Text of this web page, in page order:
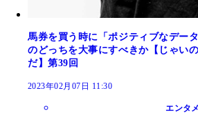
馬券を買う時に「ポジティブなデー
のどっちを大事にすべきか【じゃい
だ】第39回
2023年02月07日 11:30
エンタメ